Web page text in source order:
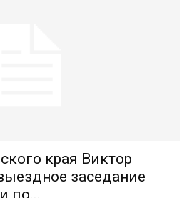
края Виктор
заседание